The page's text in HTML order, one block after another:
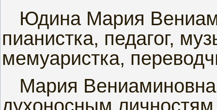
Юдина Мария
пианистка, педагог,
мемуаристка,
Мария